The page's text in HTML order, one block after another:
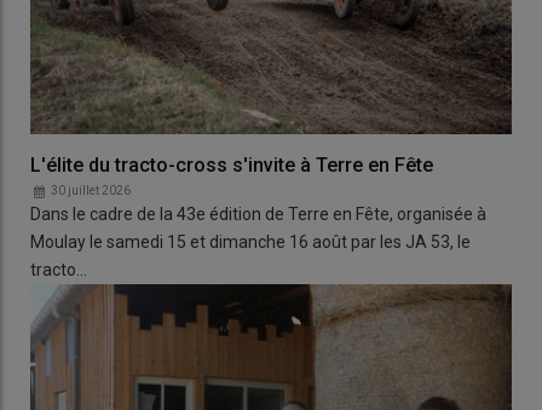
L'élite du tracto-cross s'invite à Terre en Fête
30 juillet 2026
Dans le cadre de la 43e édition de Terre en Fête, organisée à
Moulay le samedi 15 et dimanche 16 août par les JA 53, le
tracto…